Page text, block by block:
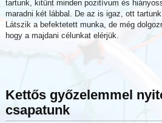
tartunk, kitűnt minden pozitívum és
maradni két lábbal. De az is igaz, ott tartunk
Látszik a befektetett munka, de még
hogy a majdani célunkat elérjük.
Kettős győzelemmel
csapatunk